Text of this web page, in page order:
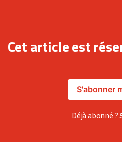
Cet article est
S'abonner
Déjà abonné ?